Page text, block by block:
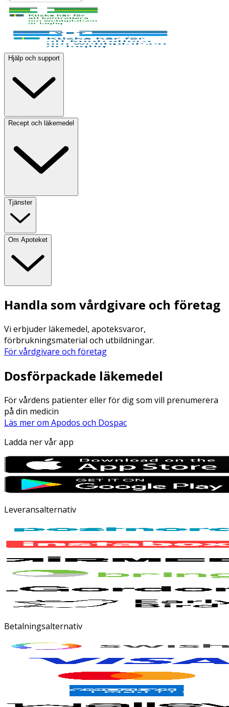
Hjälp och support
Recept och läkemedel
Tjänster
Om Apoteket
Handla som vårdgivare och företag
Vi erbjuder läkemedel, apoteksvaror,
förbrukningsmaterial och utbildningar.
För vårdgivare och företag
Dosförpackade läkemedel
För vårdens patienter eller för dig som vill prenumerera
på din medicin
Läs mer om Apodos och Dospac
Ladda ner vår app
Leveransalternativ
Betalningsalternativ